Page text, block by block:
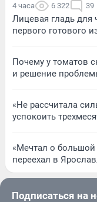
4 часа 6 322 39
Лицевая гладь для
первого готового
Почему у томатов
и решение
«Не рассчитала
успокоить
«Мечтал о
переехал в
Подписаться на